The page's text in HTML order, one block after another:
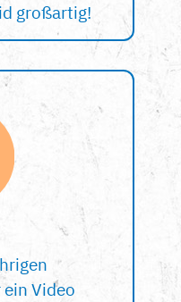
großartig!
Video